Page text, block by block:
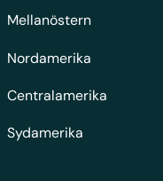
Mellanöstern
Nordamerika
Centralamerika
Sydamerika